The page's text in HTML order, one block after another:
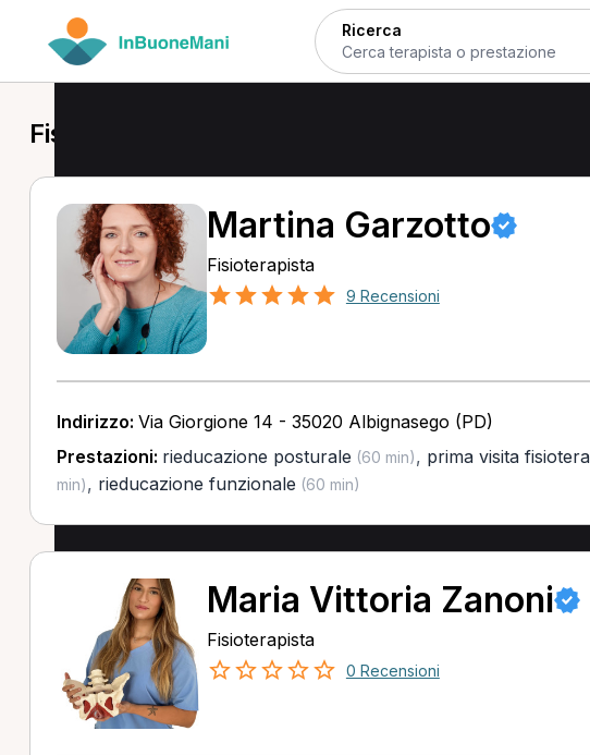
Ricerca
Fisioterapista a Rubano
Martina Garzotto
Fisioterapista
9 Recensioni
Indirizzo: Via Giorgione 14 - 35020 Albignasego (PD)
Prestazioni: rieducazione posturale (60 min), prima visita
min), rieducazione funzionale (60 min)
Maria Vittoria Zanoni
Fisioterapista
0 Recensioni